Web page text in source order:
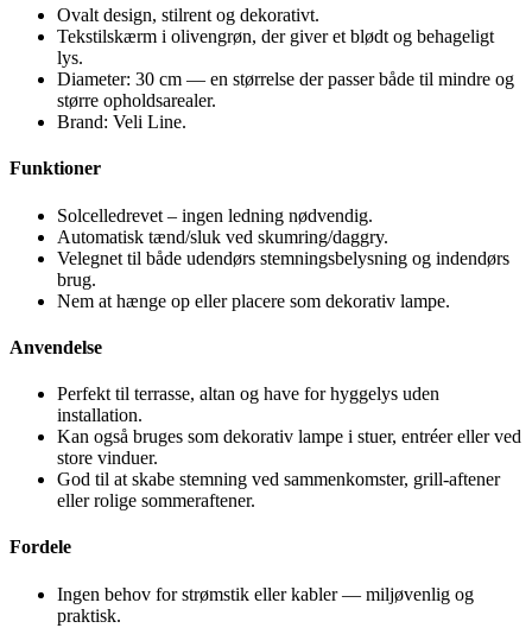
Ovalt design, stilrent og dekorativt.
Tekstilskærm i olivengrøn, der giver et blødt og behageligt
lys.
Diameter: 30 cm — en størrelse der passer både til mindre og
større opholdsarealer.
Brand: Veli Line.
Funktioner
Solcelledrevet – ingen ledning nødvendig.
Automatisk tænd/sluk ved skumring/daggry.
Velegnet til både udendørs stemningsbelysning og indendørs
brug.
Nem at hænge op eller placere som dekorativ lampe.
Anvendelse
Perfekt til terrasse, altan og have for hyggelys uden
installation.
Kan også bruges som dekorativ lampe i stuer, entréer eller ved
store vinduer.
God til at skabe stemning ved sammenkomster, grill-aftener
eller rolige sommeraftener.
Fordele
Ingen behov for strømstik eller kabler — miljøvenlig og
praktisk.